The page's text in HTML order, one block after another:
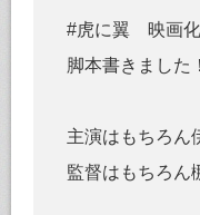
#虎に翼 映画化
脚本書きました！
主演はもちろん
監督はもちろん